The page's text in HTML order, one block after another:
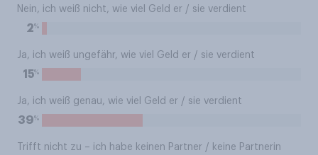
Nein, ich weiß nicht, wie viel Geld er / sie verdient
2%
Ja, ich weiß ungefähr, wie viel Geld er / sie verdient
15%
Ja, ich weiß genau, wie viel Geld er / sie verdient
39%
Trifft nicht zu – ich habe keinen Partner / keine Partnerin